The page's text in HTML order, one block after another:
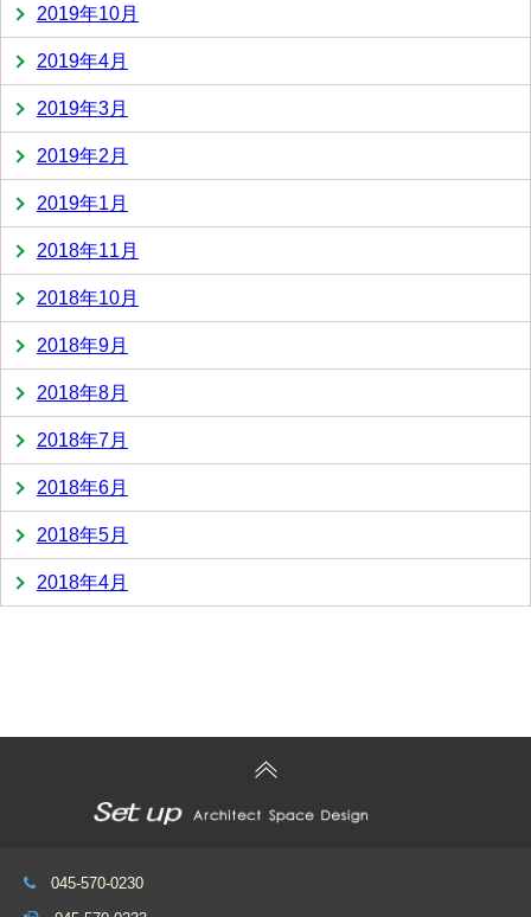
2019年10月
2019年4月
2019年3月
2019年2月
2019年1月
2018年11月
2018年10月
2018年9月
2018年8月
2018年7月
2018年6月
2018年5月
2018年4月
045-570-0230